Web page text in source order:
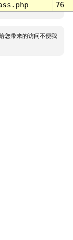
76
您带来的访问不便我